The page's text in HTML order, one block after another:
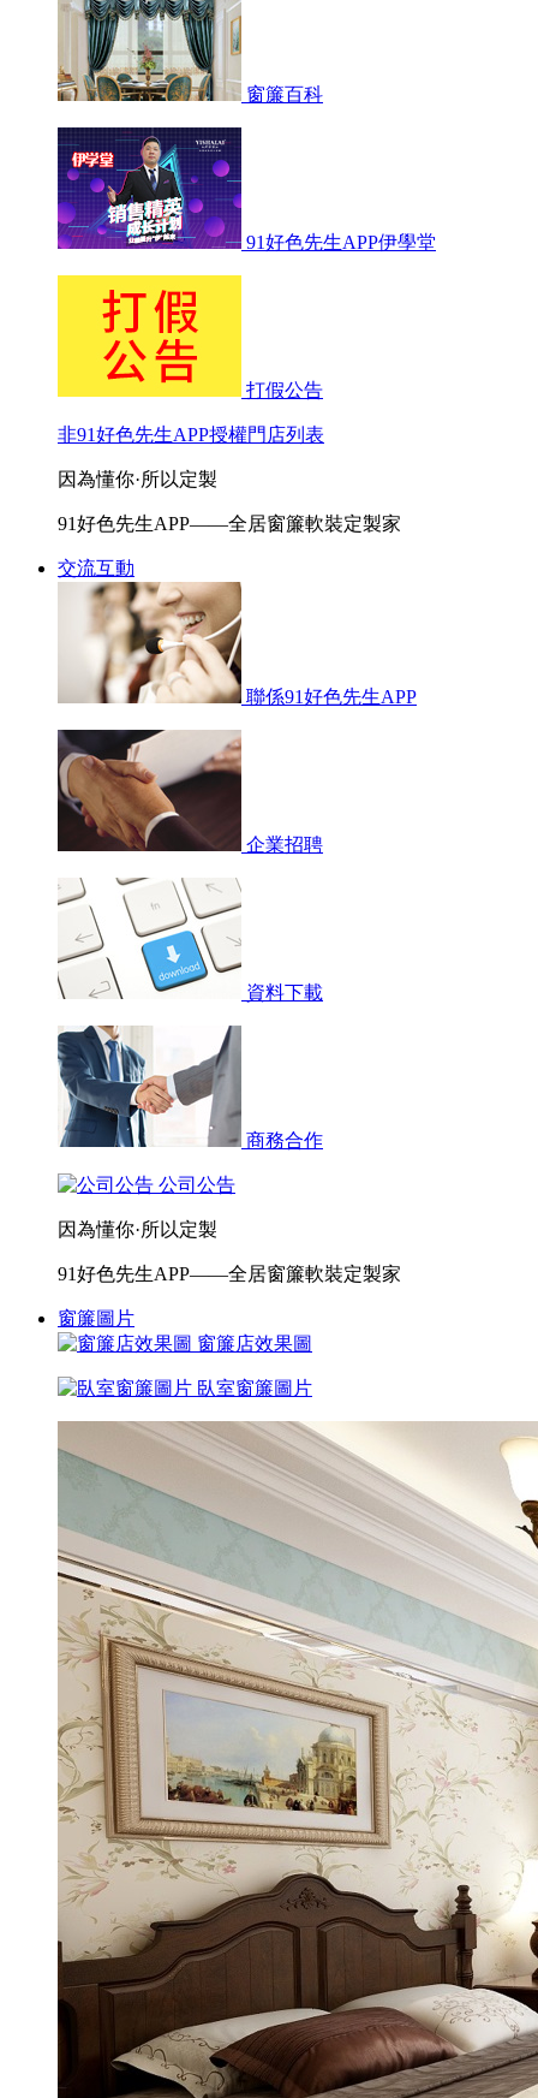
窗簾百科
91好色先生APP伊學堂
打假公告
非91好色先生APP授權門店列表
因為懂你·所以定製
91好色先生APP——全居窗簾軟裝定製家
交流互動
聯係91好色先生APP
企業招聘
資料下載
商務合作
公司公告
因為懂你·所以定製
91好色先生APP——全居窗簾軟裝定製家
窗簾圖片
窗簾店效果圖
臥室窗簾圖片